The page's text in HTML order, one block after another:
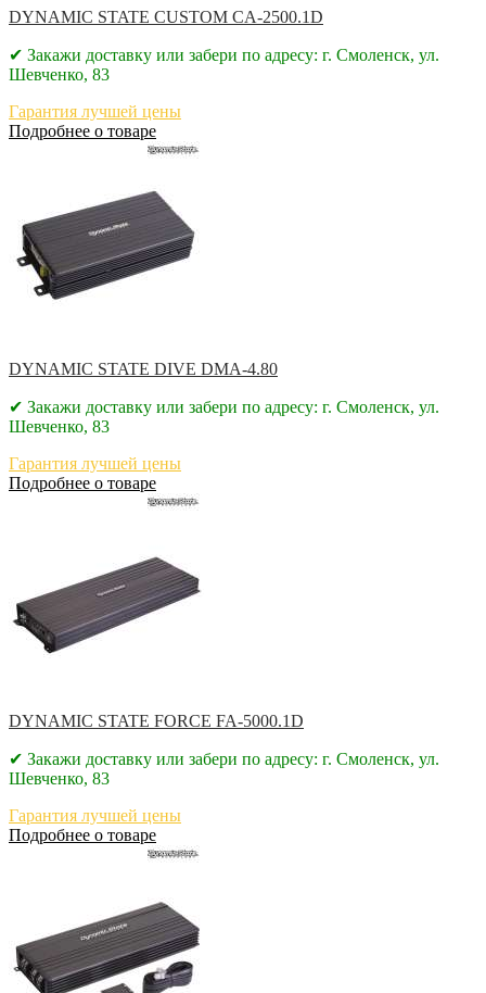
DYNAMIC STATE CUSTOM CA-2500.1D
✔ Закажи доставку или забери по адресу: г. Смоленск, ул.
Шевченко, 83
Гарантия лучшей цены
Подробнее о товаре
DYNAMIC STATE DIVE DMA-4.80
✔ Закажи доставку или забери по адресу: г. Смоленск, ул.
Шевченко, 83
Гарантия лучшей цены
Подробнее о товаре
DYNAMIC STATE FORCE FA-5000.1D
✔ Закажи доставку или забери по адресу: г. Смоленск, ул.
Шевченко, 83
Гарантия лучшей цены
Подробнее о товаре